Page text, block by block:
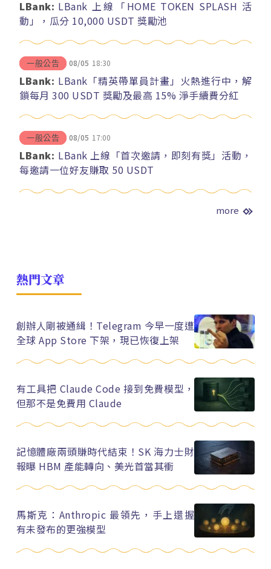
LBank: LBank 上線「HOME TOKEN SPLASH 活
動」，瓜分 10,000 USDT 獎勵池
一般公告 08/05 18:30
LBank: LBank「精英帶單員計畫」火熱進行中，解
鎖每月 300 USDT 獎勵及最高 15% 淨手續費分紅
一般公告 08/05 17:00
LBank: LBank 上線「首次邀請，即刻有獎」活動，
每邀請一位好友賺取 50 USDT
more
熱門文章
創辦人剛被通緝！Telegram 今早一度遭
全球 App Store 下架，現已恢復上架
有工具把 Claude Code 接到免費模型，
但那不是免費用 Claude
記憶體廠兩頭賺時代結束！SK 海力士財
報曝 HBM 產能轉向、美光首當其衝
馬斯克：Anthropic 最領先，手上還握
有未發布的更強模型